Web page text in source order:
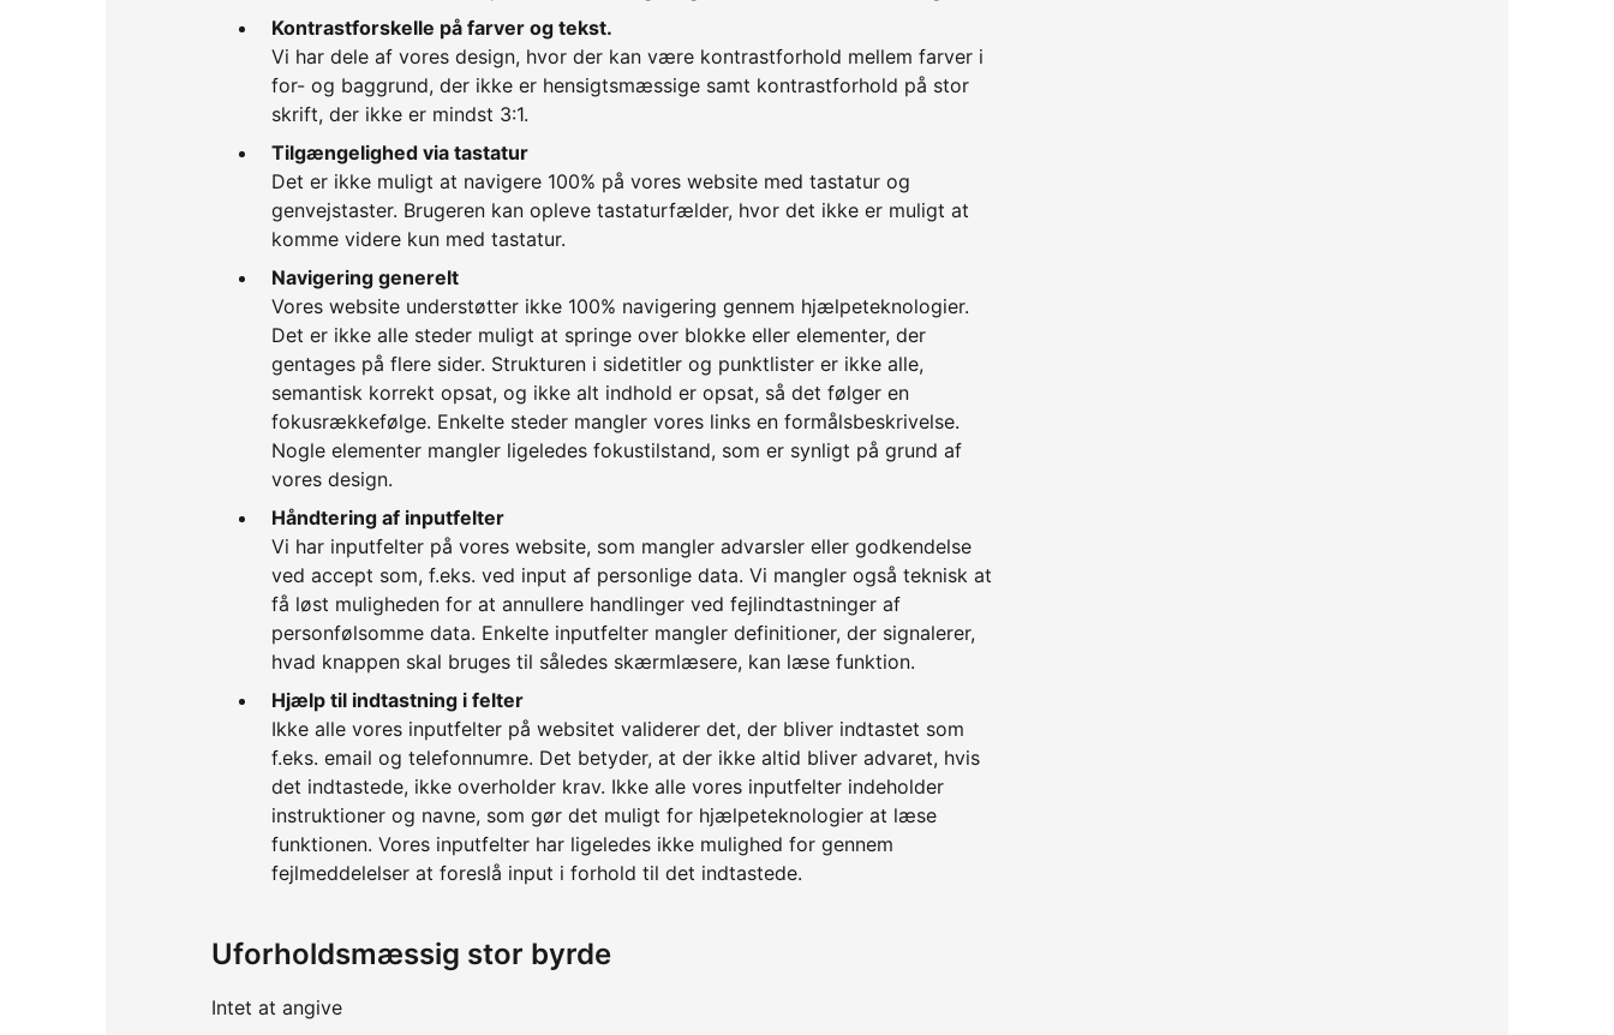
Kontrastforskelle på farver og tekst.
Vi har dele af vores design, hvor der kan være kontrastforhold mellem farver i
for- og baggrund, der ikke er hensigtsmæssige samt kontrastforhold på stor
skrift, der ikke er mindst 3:1.
Tilgængelighed via tastatur
Det er ikke muligt at navigere 100% på vores website med tastatur og
genvejstaster. Brugeren kan opleve tastaturfælder, hvor det ikke er muligt at
komme videre kun med tastatur.
Navigering generelt
Vores website understøtter ikke 100% navigering gennem hjælpeteknologier.
Det er ikke alle steder muligt at springe over blokke eller elementer, der
gentages på flere sider. Strukturen i sidetitler og punktlister er ikke alle,
semantisk korrekt opsat, og ikke alt indhold er opsat, så det følger en
fokusrækkefølge. Enkelte steder mangler vores links en formålsbeskrivelse.
Nogle elementer mangler ligeledes fokustilstand, som er synligt på grund af
vores design.
Håndtering af inputfelter
Vi har inputfelter på vores website, som mangler advarsler eller godkendelse
ved accept som, f.eks. ved input af personlige data. Vi mangler også teknisk at
få løst muligheden for at annullere handlinger ved fejlindtastninger af
personfølsomme data. Enkelte inputfelter mangler definitioner, der signalerer,
hvad knappen skal bruges til således skærmlæsere, kan læse funktion.
Hjælp til indtastning i felter
Ikke alle vores inputfelter på websitet validerer det, der bliver indtastet som
f.eks. email og telefonnumre. Det betyder, at der ikke altid bliver advaret, hvis
det indtastede, ikke overholder krav. Ikke alle vores inputfelter indeholder
instruktioner og navne, som gør det muligt for hjælpeteknologier at læse
funktionen. Vores inputfelter har ligeledes ikke mulighed for gennem
fejlmeddelelser at foreslå input i forhold til det indtastede.
Uforholdsmæssig stor byrde
Intet at angive